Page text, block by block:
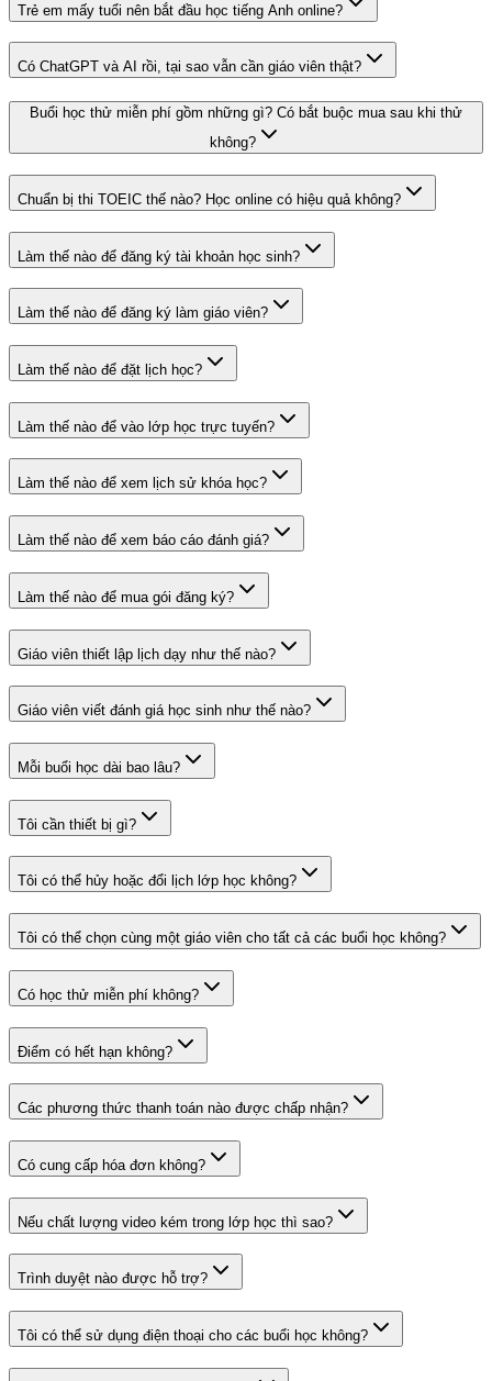
Trẻ em mấy tuổi nên bắt đầu học tiếng Anh online?
Có ChatGPT và AI rồi, tại sao vẫn cần giáo viên thật?
Buổi học thử miễn phí gồm những gì? Có bắt buộc mua sau khi thử
không?
Chuẩn bị thi TOEIC thế nào? Học online có hiệu quả không?
Làm thế nào để đăng ký tài khoản học sinh?
Làm thế nào để đăng ký làm giáo viên?
Làm thế nào để đặt lịch học?
Làm thế nào để vào lớp học trực tuyến?
Làm thế nào để xem lịch sử khóa học?
Làm thế nào để xem báo cáo đánh giá?
Làm thế nào để mua gói đăng ký?
Giáo viên thiết lập lịch dạy như thế nào?
Giáo viên viết đánh giá học sinh như thế nào?
Mỗi buổi học dài bao lâu?
Tôi cần thiết bị gì?
Tôi có thể hủy hoặc đổi lịch lớp học không?
Tôi có thể chọn cùng một giáo viên cho tất cả các buổi học không?
Có học thử miễn phí không?
Điểm có hết hạn không?
Các phương thức thanh toán nào được chấp nhận?
Có cung cấp hóa đơn không?
Nếu chất lượng video kém trong lớp học thì sao?
Trình duyệt nào được hỗ trợ?
Tôi có thể sử dụng điện thoại cho các buổi học không?